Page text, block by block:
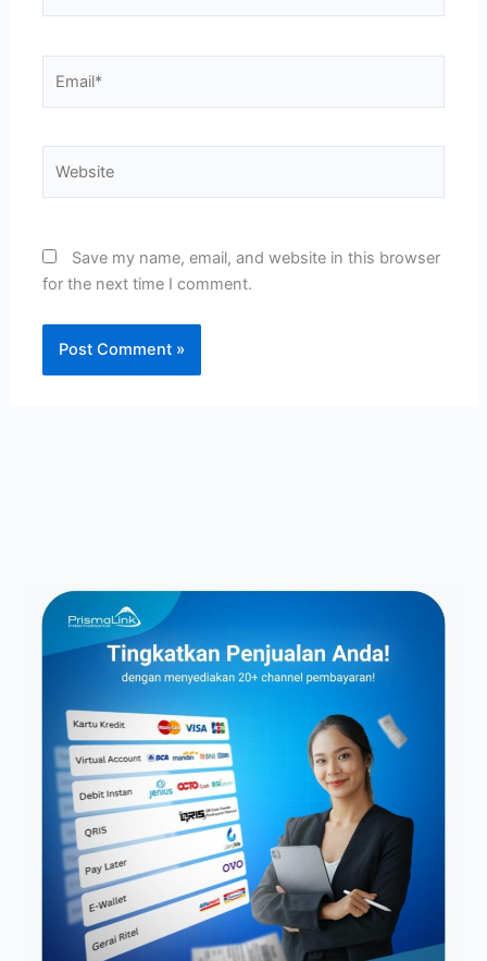
Save my name, email, and website in this browser
for the next time I comment.